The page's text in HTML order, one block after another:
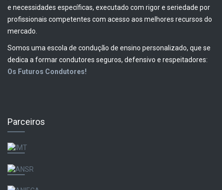
e necessidades específicas, executado com rigor e seriedade por
profissionais competentes com acesso aos melhores recursos do
mercado.
Somos uma escola de condução de ensino personalizado, que se
dedica a formar condutores seguros, defensivo e respeitadores:
Os Futuros Condutores!
Parceiros